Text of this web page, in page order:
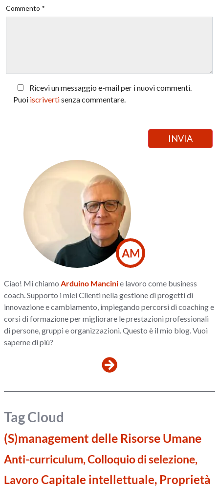
Commento *
Ricevi un messaggio e-mail per i nuovi commenti.
Puoi iscrivertisenza commentare.
AM
Ciao! Mi chiamoArduino Mancinie lavoro come business
coach. Supporto i miei Clienti nella gestione di progetti di
innovazione e cambiamento, impiegando percorsi di coaching e
corsi di formazione per migliorare le prestazioni professionali
di persone, gruppi e organizzazioni. Questo è il mio blog. Vuoi
saperne di più?
Tag Cloud
(S)management delle Risorse Umane
Anti-curriculum, Colloquio di selezione,
LavoroCapitale intellettuale, Proprietà